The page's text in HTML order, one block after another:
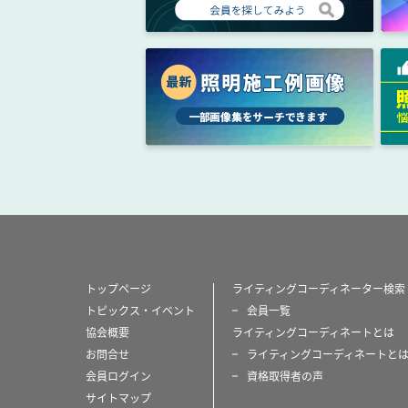
トップページ
トピックス・イベント
協会概要
お問合せ
会員ログイン
サイトマップ
ライティングコーディネーター検索
会員一覧
ライティングコーディネートとは
ライティングコーディネートと
資格取得者の声